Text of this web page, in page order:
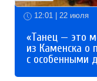
12:01 | 22 июля
«Танец — это
из Каменска о
с особенными